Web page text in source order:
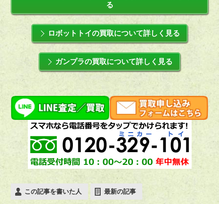
る
ロボットトイの買取について詳しく見る
ガンプラの買取について詳しく見る
この記事を書いた人 最新の記事